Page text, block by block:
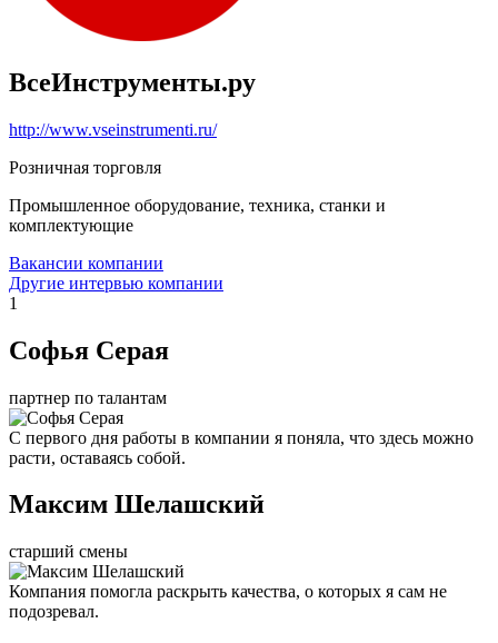
ВсеИнструменты.ру
http://www.vseinstrumenti.ru/
Розничная торговля
Промышленное оборудование, техника, станки и
комплектующие
Вакансии компании
Другие интервью компании
1
Софья Серая
партнер по талантам
С первого дня работы в компании я поняла, что здесь можно
расти, оставаясь собой.
Максим Шелашский
старший смены
Компания помогла раскрыть качества, о которых я сам не
подозревал.